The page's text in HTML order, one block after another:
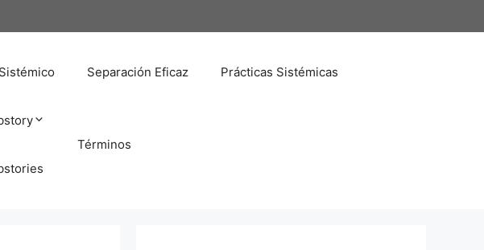
Separación Eficaz Prácticas Sistémicas
Términos